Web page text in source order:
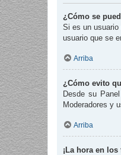
¿Cómo se
Si es un
usuario que se
Arriba
¿Cómo evito
Desde su
Moderadores y
Arriba
¡La hora en